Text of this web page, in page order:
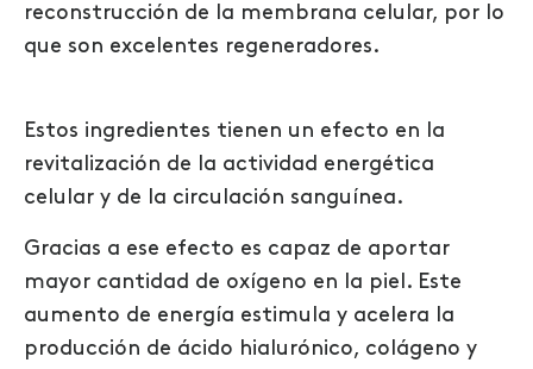
reconstrucción de la membrana celular, por lo
que son excelentes regeneradores.
Estos ingredientes tienen un efecto en la
revitalización de la actividad energética
celular y de la circulación sanguínea.
Gracias a ese efecto es capaz de aportar
mayor cantidad de oxígeno en la piel. Este
aumento de energía estimula y acelera la
producción de ácido hialurónico, colágeno y